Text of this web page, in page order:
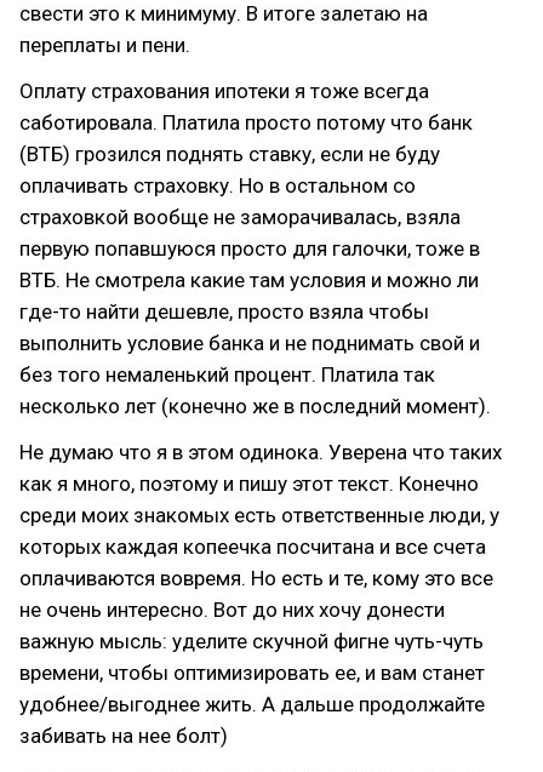
свести это к минимуму. В итоге залетаю на
переплаты и пени.
Оплату страхования ипотеки я тоже всегда
саботировала. Платила просто потому что банк
(ВТБ) грозился поднять ставку, если не буду
оплачивать страховку. Но в остальном со
страховкой вообще не заморачивалась, взяла
первую попавшуюся просто для галочки, тоже в
ВТБ. Не смотрела какие там условия и можно ли
где-то найти дешевле, просто взяла чтобы
выполнить условие банка и не поднимать свой и
без того немаленький процент. Платила так
несколько лет (конечно же в последний момент).
Не думаю что я в этом одинока. Уверена что таких
как я много, поэтому и пишу этот текст. Конечно
среди моих знакомых есть ответственные люди, у
которых каждая копеечка посчитана и все счета
оплачиваются вовремя. Но есть и те, кому это все
не очень интересно. Вот до них хочу донести
важную мысль: уделите скучной фигне чуть-чуть
времени, чтобы оптимизировать ее, и вам станет
удобнее/выгоднее жить. А дальше продолжайте
забивать на нее болт)